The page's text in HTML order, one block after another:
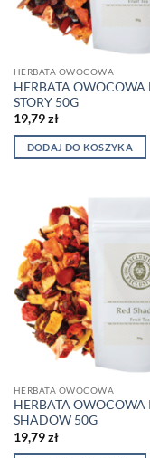
HERBATA OWOCOWA
HERBATA OWOCOWA
STORY 50G
19,79zł
DODAJ DO KOSZYKA
HERBATA OWOCOWA
HERBATA OWOCOWA
SHADOW 50G
19,79zł